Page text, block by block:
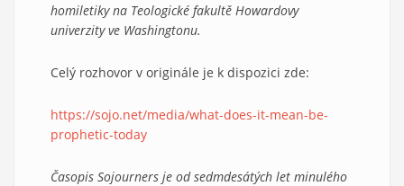
homiletiky na Teologické fakultě Howardovy
univerzity ve Washingtonu.
Celý rozhovor v originále je k dispozici zde:
https://sojo.net/media/what-does-it-mean-be-
prophetic-today
Časopis Sojourners je od sedmdesátých let minulého